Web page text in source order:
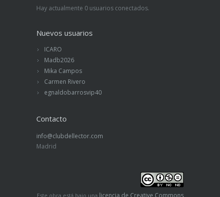
Hay actualmente 0 usuarios conectados.
Nuevos usuarios
ICARO
Madb2026
Mika Campos
Carmen Rivero
egnaldobarrosvip40
Contacto
info@clubdellector.com
Madrid
Este obra está bajo una licencia de Creative Commons